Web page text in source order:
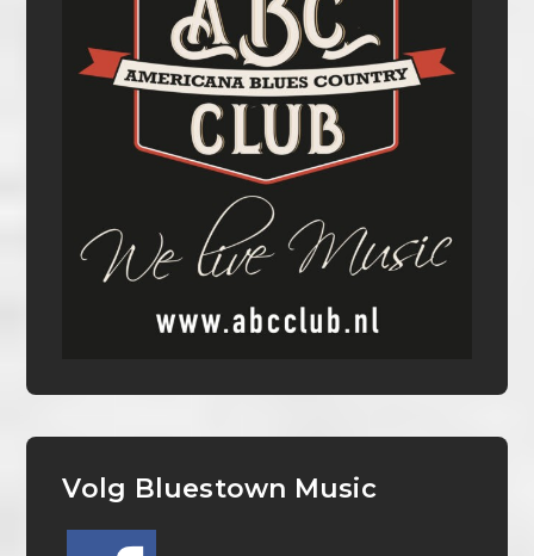
Volg Bluestown Music